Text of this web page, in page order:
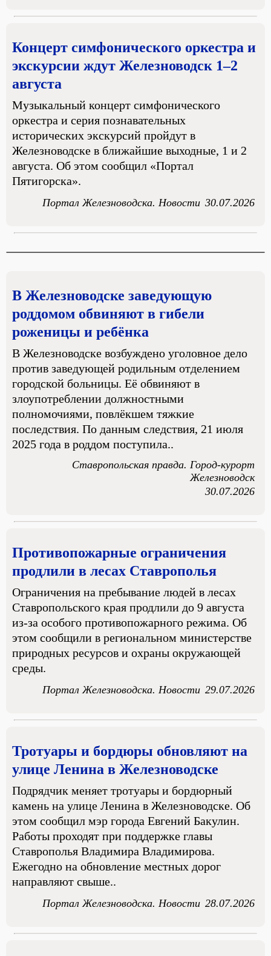
Концерт симфонического оркестра и
экскурсии ждут Железноводск 1–2
августа
Музыкальный концерт симфонического
оркестра и серия познавательных
исторических экскурсий пройдут в
Железноводске в ближайшие выходные, 1 и 2
августа. Об этом сообщил «Портал
Пятигорска».
Портал Железноводска. Новости 30.07.2026
В Железноводске заведующую
роддомом обвиняют в гибели
роженицы и ребёнка
В Железноводске возбуждено уголовное дело
против заведующей родильным отделением
городской больницы. Её обвиняют в
злоупотреблении должностными
полномочиями, повлёкшем тяжкие
последствия. По данным следствия, 21 июля
2025 года в роддом поступила..
Ставропольская правда. Город-курорт
Железноводск
30.07.2026
Противопожарные ограничения
продлили в лесах Ставрополья
Ограничения на пребывание людей в лесах
Ставропольского края продлили до 9 августа
из-за особого противопожарного режима. Об
этом сообщили в региональном министерстве
природных ресурсов и охраны окружающей
среды.
Портал Железноводска. Новости 29.07.2026
Тротуары и бордюры обновляют на
улице Ленина в Железноводске
Подрядчик меняет тротуары и бордюрный
камень на улице Ленина в Железноводске. Об
этом сообщил мэр города Евгений Бакулин.
Работы проходят при поддержке главы
Ставрополья Владимира Владимирова.
Ежегодно на обновление местных дорог
направляют свыше..
Портал Железноводска. Новости 28.07.2026